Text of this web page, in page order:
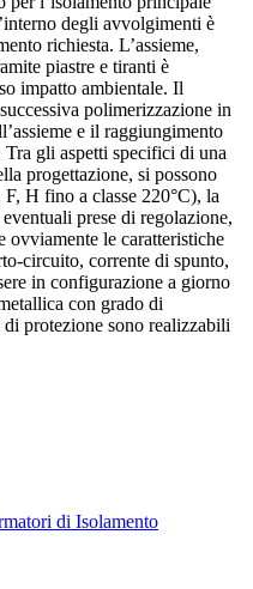
degli avvolgimenti è
richiesta. L’assieme,
piastre e tiranti è
impatto ambientale. Il
polimerizzazione in
e il raggiungimento
Tra gli aspetti specifici di una
progettazione, si possono
H fino a classe 220°C), la
prese di regolazione,
le caratteristiche
circuito, corrente di spunto,
in configurazione a giorno
con grado di
protezione sono realizzabili
di Isolamento